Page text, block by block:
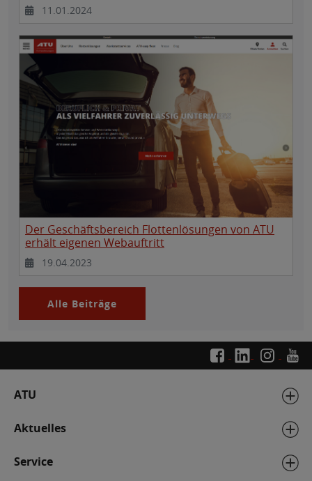
11.01.2024
Der Geschäftsbereich Flottenlösungen von ATU
erhält eigenen Webauftritt
19.04.2023
Alle Beiträge
ATU
Aktuelles
Service